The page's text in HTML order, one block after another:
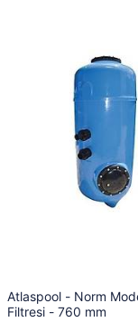
Atlaspool - Norm
Filtresi - 760 mm